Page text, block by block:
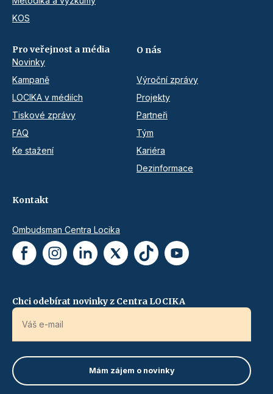
KOS
Pro veřejnost a média
Novinky
Kampaně
LOCIKA v médiích
Tiskové zprávy
FAQ
Ke stažení
O nás
Výroční zprávy
Projekty
Partneři
Tým
Kariéra
Dezinformace
Kontakt
Ombudsman Centra Locika
Chci odebírat novinky z Centra LOCIKA